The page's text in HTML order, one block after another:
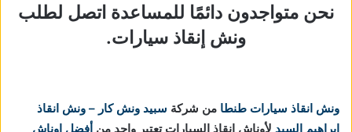
نحن متواجدون دائمًا للمساعدة اتصل لطلب
ونش إنقاذ سيارات.
ونش انقاذ سيارات طنطا من شركة سبيد ونش كار – ونش انقاذ
ابراهيم السيد لأوناش انقاذ السيارات تعتبر واحد من أفضل اوناش